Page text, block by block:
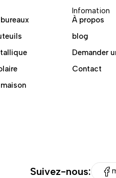
Infomation
À propos
blog
Demander
Contact
Suivez-nous: